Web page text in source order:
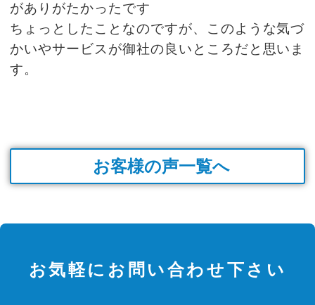
がありがたかったです
ちょっとしたことなのですが、このような気づ
かいやサービスが御社の良いところだと思いま
す。
お客様の声一覧へ
お気軽にお問い合わせ下さい